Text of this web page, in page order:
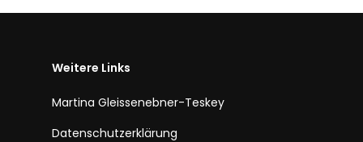
Weitere Links
Martina Gleissenebner-Teskey
Datenschutzerklärung